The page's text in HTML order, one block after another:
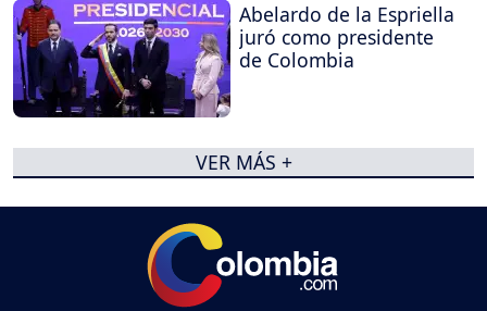
Abelardo de la Espriella
juró como presidente
de Colombia
VER MÁS +